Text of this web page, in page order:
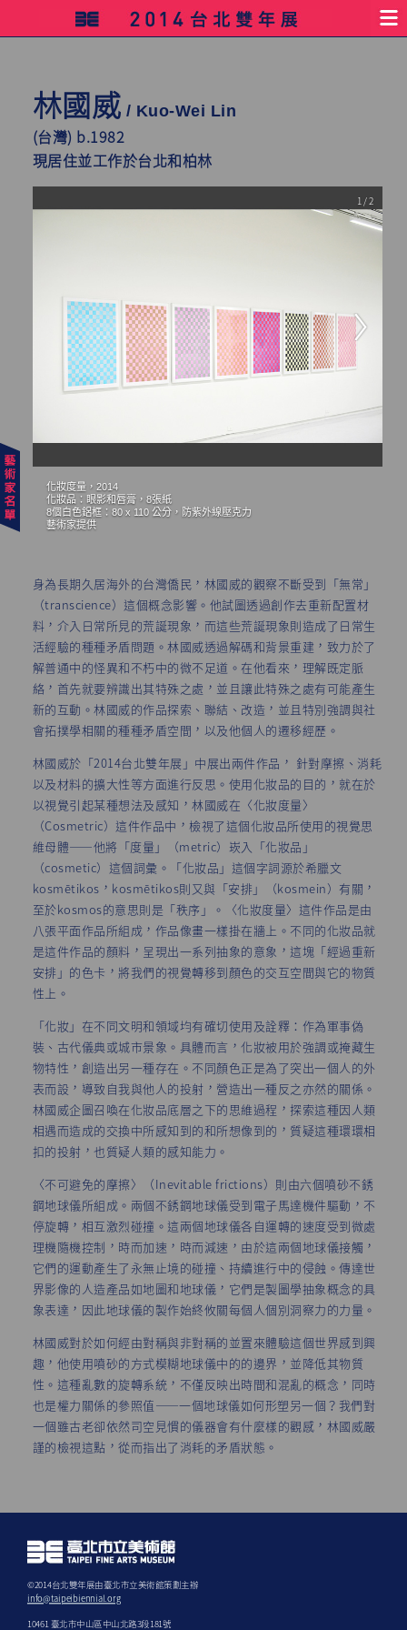
林國威 / Kuo-Wei Lin
(台灣) b.1982
現居住並工作於台北和柏林
化妝度量，2014
化妝品：眼影和唇膏，8張紙
8個白色鋁框：80 x 110 公分，防紫外線壓克力
藝術家提供
1 / 2
身為長期久居海外的台灣僑民，林國威的觀察不斷受到「無常」
（transcience）這個概念影響。他試圖透過創作去重新配置材
料，介入日常所見的荒誕現象，而這些荒誕現象則造成了日常生
活經驗的種種矛盾問題。林國威透過解碼和背景重建，致力於了
解普通中的怪異和不朽中的微不足道。在他看來，理解既定脈
絡，首先就要辨識出其特殊之處，並且讓此特殊之處有可能產生
新的互動。林國威的作品探索、聯結、改造，並且特別強調與社
會拓撲學相關的種種矛盾空間，以及他個人的遷移經歷。
林國威於「2014台北雙年展」中展出兩件作品， 針對摩擦、消耗
以及材料的擴大性等方面進行反思。使用化妝品的目的，就在於
以視覺引起某種想法及感知，林國威在〈化妝度量〉
（Cosmetric）這件作品中，檢視了這個化妝品所使用的視覺思
維母體——他將「度量」（metric）崁入「化妝品」
（cosmetic）這個詞彙。「化妝品」這個字詞源於希臘文
kosmētikos，kosmētikos則又與「安排」（kosmein）有關，
至於kosmos的意思則是「秩序」。〈化妝度量〉這件作品是由
八張平面作品所組成，作品像畫一樣掛在牆上。不同的化妝品就
是這件作品的顏料，呈現出一系列抽象的意象，這塊「經過重新
安排」的色卡，將我們的視覺轉移到顏色的交互空間與它的物質
性上。
「化妝」在不同文明和領域均有確切使用及詮釋：作為軍事偽
裝、古代儀典或城市景象。具體而言，化妝被用於強調或掩藏生
物特性，創造出另一種存在。不同顏色正是為了突出一個人的外
表而設，導致自我與他人的投射，營造出一種反之亦然的關係。
林國威企圖召喚在化妝品底層之下的思維過程，探索這種因人類
相遇而造成的交換中所感知到的和所想像到的，質疑這種環環相
扣的投射，也質疑人類的感知能力。
〈不可避免的摩擦〉（Inevitable frictions）則由六個噴砂不銹
鋼地球儀所組成。兩個不銹鋼地球儀受到電子馬達機件驅動，不
停旋轉，相互激烈碰撞。這兩個地球儀各自運轉的速度受到微處
理機隨機控制，時而加速，時而減速，由於這兩個地球儀接觸，
它們的運動產生了永無止境的碰撞、持續進行中的侵蝕。傳達世
界影像的人造產品如地圖和地球儀，它們是製圖學抽象概念的具
象表達，因此地球儀的製作始終攸關每個人個別洞察力的力量。
林國威對於如何經由對稱與非對稱的並置來體驗這個世界感到興
趣，他使用噴砂的方式模糊地球儀中的的邊界，並降低其物質
性。這種亂數的旋轉系統，不僅反映出時間和混亂的概念，同時
也是權力關係的參照值——一個地球儀如何形塑另一個？我們對
一個雖古老卻依然司空見慣的儀器會有什麼樣的觀感，林國威嚴
謹的檢視這點，從而指出了消耗的矛盾狀態。
©2014台北雙年展由臺北巿立美術館策劃主辦
info@taipeibiennial.org
10461 臺北市中山區中山北路3段181號